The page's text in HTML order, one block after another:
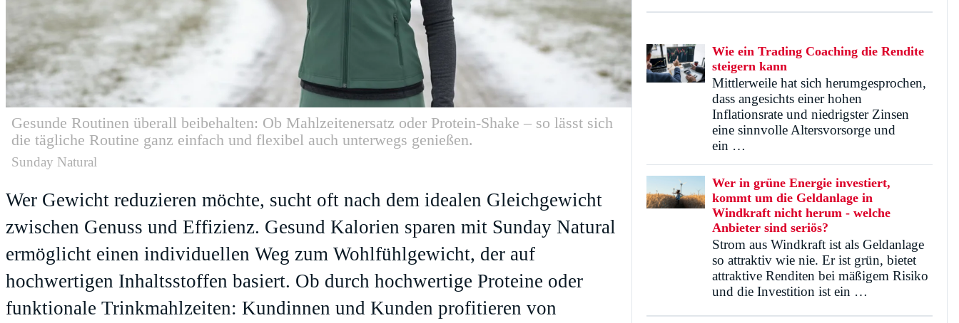
Gesunde Routinen überall beibehalten: Ob Mahlzeitenersatz oder Protein-Shake – so lässt sich
die tägliche Routine ganz einfach und flexibel auch unterwegs genießen.
Sunday Natural
Wer Gewicht reduzieren möchte, sucht oft nach dem idealen Gleichgewicht
zwischen Genuss und Effizienz. Gesund Kalorien sparen mit Sunday Natural
ermöglicht einen individuellen Weg zum Wohlfühlgewicht, der auf
hochwertigen Inhaltsstoffen basiert. Ob durch hochwertige Proteine oder
funktionale Trinkmahlzeiten: Kundinnen und Kunden profitieren von
Wie ein Trading Coaching die Rendite
steigern kann
Mittlerweile hat sich herumgesprochen,
dass angesichts einer hohen
Inflationsrate und niedrigster Zinsen
eine sinnvolle Altersvorsorge und
ein …
Wer in grüne Energie investiert,
kommt um die Geldanlage in
Windkraft nicht herum - welche
Anbieter sind seriös?
Strom aus Windkraft ist als Geldanlage
so attraktiv wie nie. Er ist grün, bietet
attraktive Renditen bei mäßigem Risiko
und die Investition ist ein …